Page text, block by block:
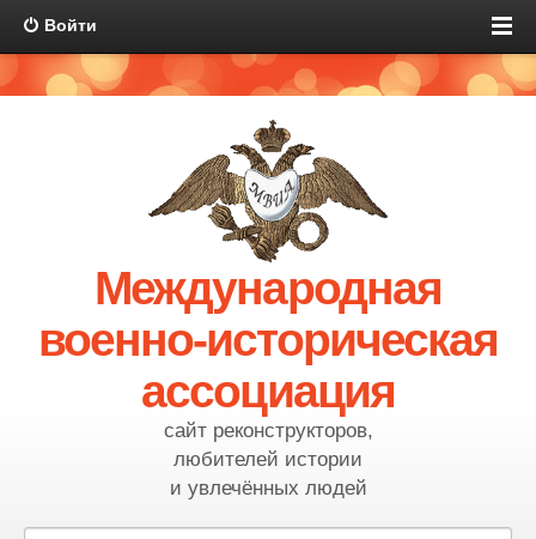
Войти
Международная
военно-историческая
ассоциация
сайт реконструкторов,
любителей истории
и увлечённых людей